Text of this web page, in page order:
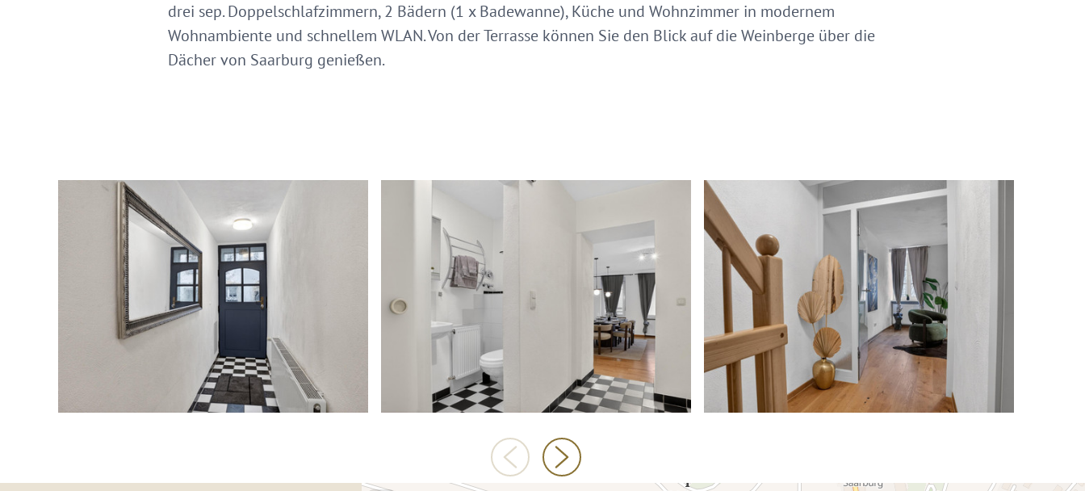
drei sep. Doppelschlafzimmern, 2 Bädern (1 x Badewanne), Küche und Wohnzimmer in modernem
Wohnambiente und schnellem WLAN. Von der Terrasse können Sie den Blick auf die Weinberge über die
Dächer von Saarburg genießen.